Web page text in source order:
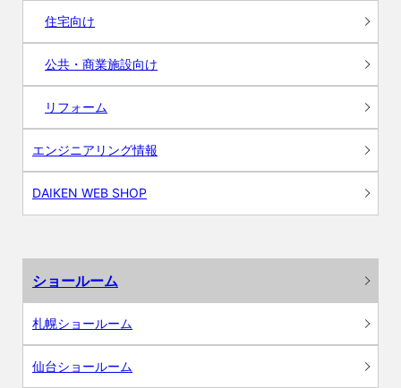
住宅向け
公共・商業施設向け
リフォーム
エンジニアリング情報
DAIKEN WEB SHOP
ショールーム
札幌ショールーム
仙台ショールーム